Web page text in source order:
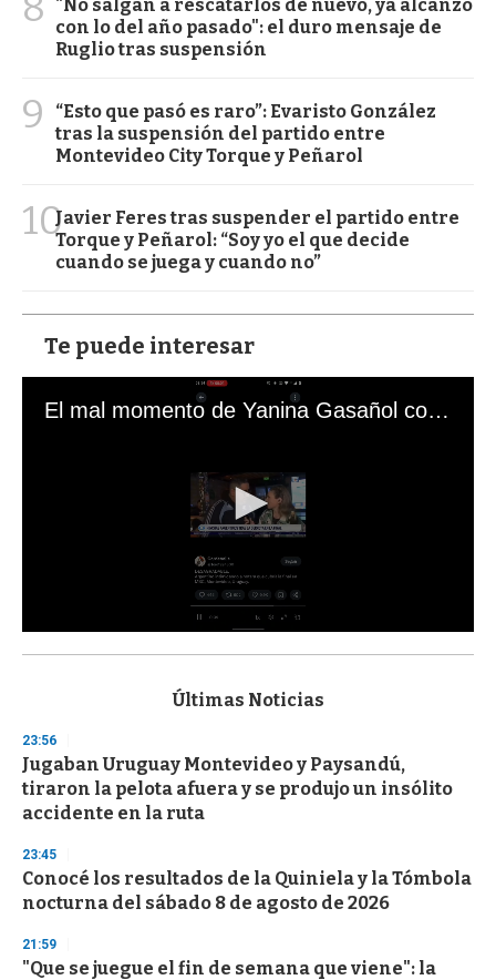
"No salgan a rescatarlos de nuevo, ya alcanzó
con lo del año pasado": el duro mensaje de
Ruglio tras suspensión
9
“Esto que pasó es raro”: Evaristo González
tras la suspensión del partido entre
Montevideo City Torque y Peñarol
10Javier Feres tras suspender el partido entre
Torque y Peñarol: “Soy yo el que decide
cuando se juega y cuando no”
Te puede interesar
El mal momento de Yanina Gasañol con un hincha argentino en "Subrayado"
s
d
s
o
f
3
s
e
c
o
d
s
Últimas Noticias
23:56
Jugaban Uruguay Montevideo y Paysandú,
tiraron la pelota afuera y se produjo un insólito
accidente en la ruta
23:45
Conocé los resultados de la Quiniela y la Tómbola
nocturna del sábado 8 de agosto de 2026
21:59
"Que se juegue el fin de semana que viene": la